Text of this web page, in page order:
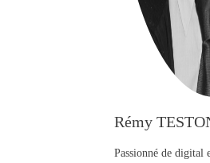
Rémy
Passionné de digital